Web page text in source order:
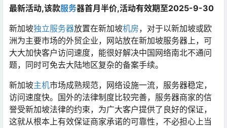
最新活动,该款服务器首月半价,活动有效期至2025-9-30
新加坡独立服务器放置在新加坡机房，对于以新加坡或欧
洲为主要市场的外贸企业，网站放在新加坡服务器上，可
大大加快客户访问速度，能很好解决中国网络南北不通问
题，同时可免去大陆地区复杂的备案手续。
新加坡主机市场成熟规范，网络设施一流，服务器稳定，
访问速度快。国外的法律制度比较完善，服务器商家的信
誉受新加坡法律的约束，为广大客户提供了良好的保证，
这就从根本上有效保证商家承诺的可靠性，不必担心上当